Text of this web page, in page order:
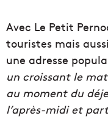
Avec Le Petit
touristes mais
une adresse
un croissant le
au moment du
l’après-midi et